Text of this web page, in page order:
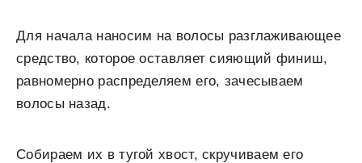
Для начала наносим на волосы разглаживающее
средство, которое оставляет сияющий финиш,
равномерно распределяем его, зачесываем
волосы назад.
Собираем их в тугой хвост, скручиваем его